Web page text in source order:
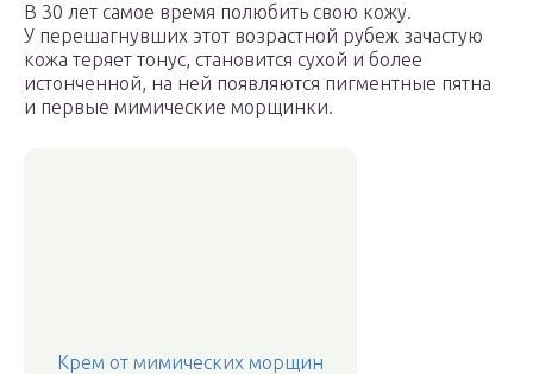
В 30 лет самое время полюбить свою кожу.
У перешагнувших этот возрастной рубеж зачастую
кожа теряет тонус, становится сухой и более
истонченной, на ней появляются пигментные пятна
и первые мимические морщинки.
Крем от мимических морщин